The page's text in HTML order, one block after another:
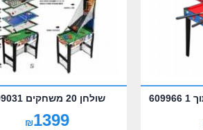
שולחן 20 משחקים 409031
₪1399